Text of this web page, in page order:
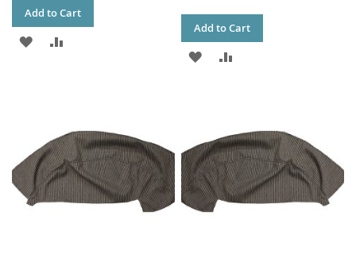
Add to Cart
ADD
Add to Cart
ADD
LIST